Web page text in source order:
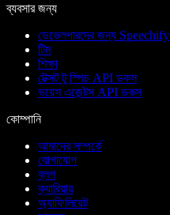
ব্যবসার জন্য
ডেভেলপারদের জন্য Speechify
টিম
শিক্ষা
টেক্সট টু স্পিচ API ডকস
ভয়েস এজেন্টস API ডকস
কোম্পানি
আমাদের সম্পর্কে
যোগাযোগ
ব্লগ
ক্যারিয়ার
অ্যাফিলিয়েট